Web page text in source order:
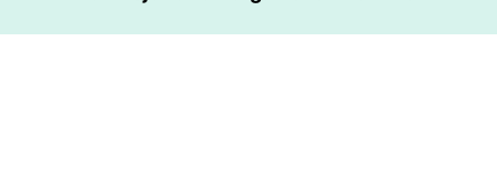
Sikkerhet Kirurgi Og Prosedyrer Helse